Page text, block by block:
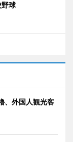
球
、外国人観光客